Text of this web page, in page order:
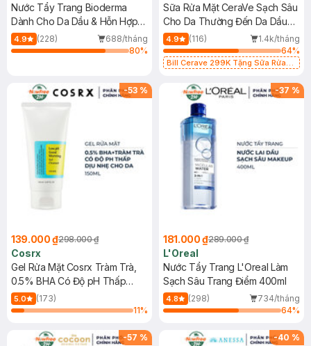
Nước Tẩy Trang Bioderma
Dành Cho Da Dầu & Hỗn Hợp
500ml
4.9 (228)
688/tháng
80%
Sữa Rửa Mặt CeraVe Sạch Sâu
Cho Da Thường Đến Da Dầu
473ml
4.9 (116)
1.4k/tháng
64%
Bill Cerave 299K Tặng Sữa Rửa
-53 %
139.000 ₫298.000 ₫
Cosrx
Gel Rửa Mặt Cosrx Tràm Trà,
0.5% BHA Có Độ pH Thấp
150ml
5.0
(173)
11%
-37 %
181.000 ₫289.000 ₫
L'Oreal
Nước Tẩy Trang L'Oreal Làm
Sạch Sâu Trang Điểm 400ml
4.8 (298)
734/tháng
64%
-57 % -40 %